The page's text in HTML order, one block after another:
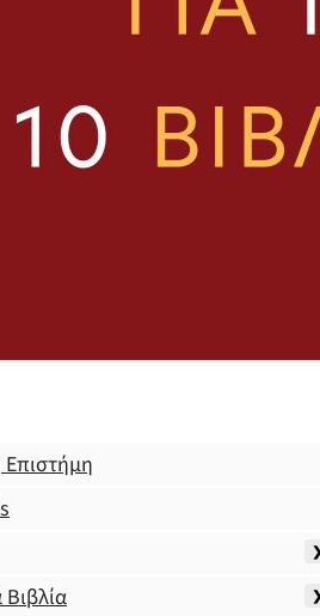
Επιστήμη